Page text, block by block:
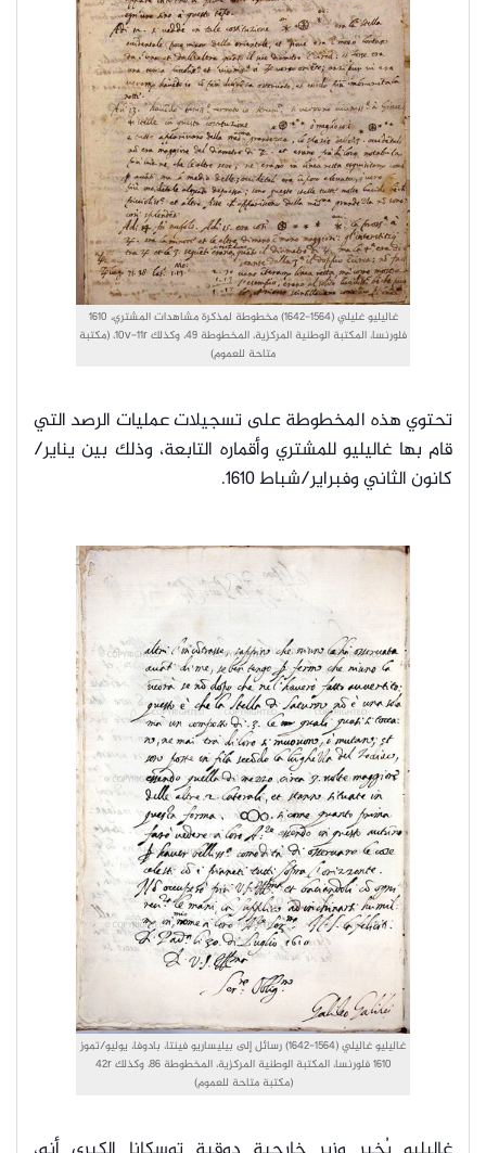
غاليليو غليلي (1564-1642) مخطوطة لمذكرة مشاهدات المشتري، 1610
فلورنسا، المكتبة الوطنية المركزية، المخطوطة 49، وكذلك 10v-11r، (مكتبة
متاحة للعموم)
تحتوي هذه المخطوطة على تسجيلات عمليات الرصد التي
قام بها غاليليو للمشتري وأقماره التابعة، وذلك بين يناير/
كانون الثاني وفبراير/شباط 1610.
غاليليو غاليلي (1564-1642) رسائل إلى بيليساريو فينتا، بادوفا، يوليو/تموز
1610 فلورنسا، المكتبة الوطنية المركزية، المخطوطة 86، وكذلك 42r
(مكتبة متاحة للعموم)